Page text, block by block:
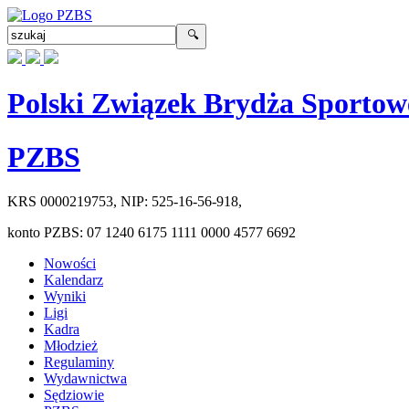
Polski Związek Brydża
PZBS
KRS 0000219753, NIP: 525-16-56-918,
konto PZBS: 07 1240 6175 1111 0000 4577 6692
Nowości
Kalendarz
Wyniki
Ligi
Kadra
Młodzież
Regulaminy
Wydawnictwa
Sędziowie